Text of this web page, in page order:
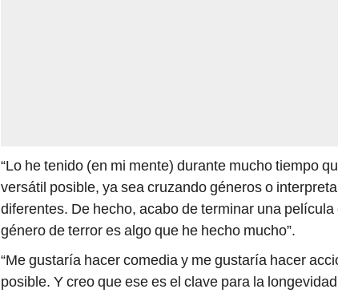
“Lo he tenido (en mi mente) durante mucho tiempo
versátil posible, ya sea cruzando géneros o
diferentes. De hecho, acabo de terminar una
género de terror es algo que he hecho mucho”.
“Me gustaría hacer comedia y me gustaría hacer
posible. Y creo que ese es el clave para la